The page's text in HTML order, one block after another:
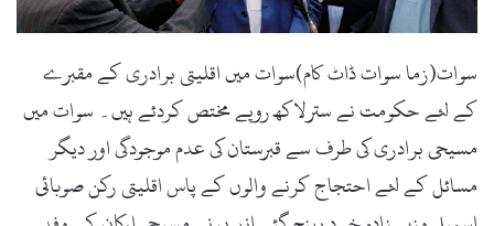
l
سوات(زما سوات ڈاٹ کام)سوات میں اقلیتی برادری کے مقبرے
کے لئے حکومت نے سترلاکھ روپے مختص کردئے ہیں۔ سوات میں
مسیحی برادری کی طرف سے قبرستان کی عدم موجودگی اور دیگر
مسائل کے لئے احتجاج کرنے والوں کے پاس اقلیتی رکن صوبائی